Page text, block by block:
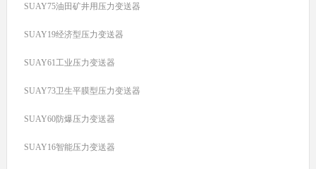
SUAY75油田矿井用压力变送器
SUAY19经济型压力变送器
SUAY61工业压力变送器
SUAY73卫生平膜型压力变送器
SUAY60防爆压力变送器
SUAY16智能压力变送器